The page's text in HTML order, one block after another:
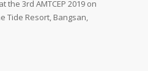
the 3rd AMTCEP 2019 on
Tide Resort, Bangsan,